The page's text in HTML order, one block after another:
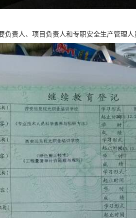
负责人、项目负责人和专职安全生产管理人